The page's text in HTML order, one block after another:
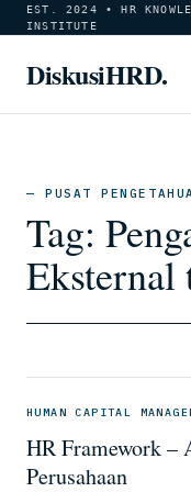
EST. 2024 • HR
INSTITUTE
DiskusiHRD.
— PUSAT
Tag:
Eksternal
HUMAN CAPITAL
HR Framework
Perusahaan